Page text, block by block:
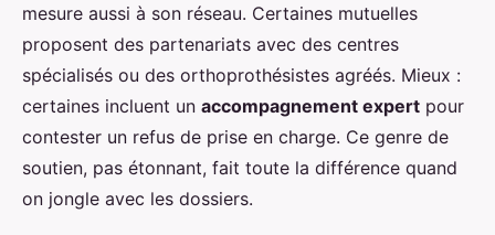
mesure aussi à son réseau. Certaines mutuelles
proposent des partenariats avec des centres
spécialisés ou des orthoprothésistes agréés. Mieux :
certaines incluent un accompagnement expert pour
contester un refus de prise en charge. Ce genre de
soutien, pas étonnant, fait toute la différence quand
on jongle avec les dossiers.